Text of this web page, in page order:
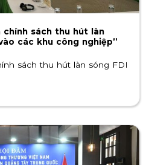
chính sách thu hút làn
các khu công nghiệp”
sách thu hút làn sóng FDI